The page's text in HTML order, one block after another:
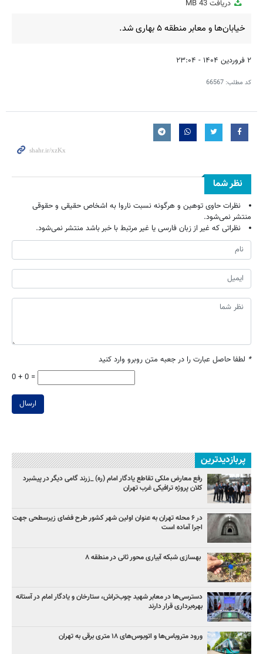
fullscreen
دریافت 43 MB
خیابان‌ها و معابر منطقه ۵ بهاری شد.
۲ فروردین ۱۴۰۴ - ۲۳:۰۴
کد مطلب: 66567
نظر شما
نظرات حاوی توهین و هرگونه نسبت ناروا به اشخاص حقیقی و حقوقی
منتشر نمی‌شود.
نظراتی که غیر از زبان فارسی یا غیر مرتبط با خبر باشد منتشر نمی‌شود.
* لطفا حاصل عبارت را در جعبه متن روبرو وارد کنید
0 + 0 =
ارسال
پربازدیدترین
رفع معارض ملکی تقاطع یادگار امام (ره) _زرند گامی دیگر در پیشبرد
کلان پروژه‌ ترافیکی غرب تهران
در ۶ محله تهران به عنوان اولین شهر کشور طرح فضای زیرسطحی جهت
اجرا آماده است
بهسازی شبکه آبیاری محور ثانی در منطقه ۸
دسترسی‌ها در معابر شهید چوب‌تراش، ستارخان و یادگار امام در آستانه
بهره‌برداری قرار دارند
ورود متروباس‌ها و اتوبوس‌های ۱۸ متری برقی به تهران